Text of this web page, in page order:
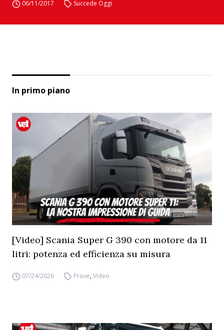
06/11/2017 Succede Oggi
In primo piano
[Video] Scania Super G 390 con motore da 11
litri: potenza ed efficienza su misura
07/24/2026 Prove,Video